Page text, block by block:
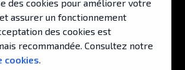
des cookies pour améliorer votre
assurer un fonctionnement
des cookies est
recommandée. Consultez notre
cookies.